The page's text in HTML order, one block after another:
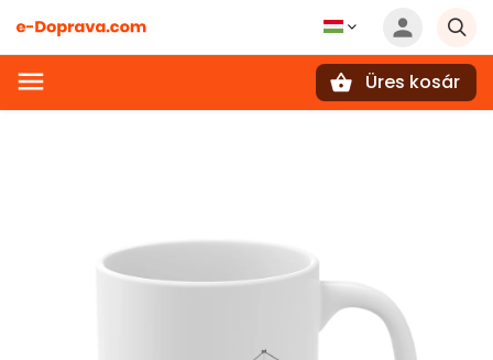
Üres kosár